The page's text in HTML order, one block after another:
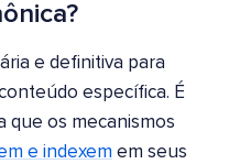
e definitiva para
específica. É
que os mecanismos
e indexem em seus